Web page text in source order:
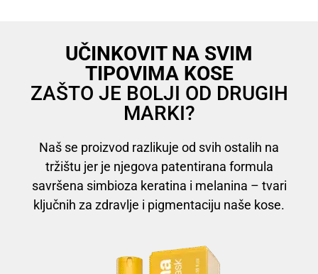
UČINKOVIT NA SVIM
TIPOVIMA KOSE
ZAŠTO JE BOLJI OD DRUGIH
MARKI?
Naš se proizvod razlikuje od svih ostalih na
tržištu jer je njegova patentirana formula
savršena simbioza keratina i melanina – tvari
ključnih za zdravlje i pigmentaciju naše kose.